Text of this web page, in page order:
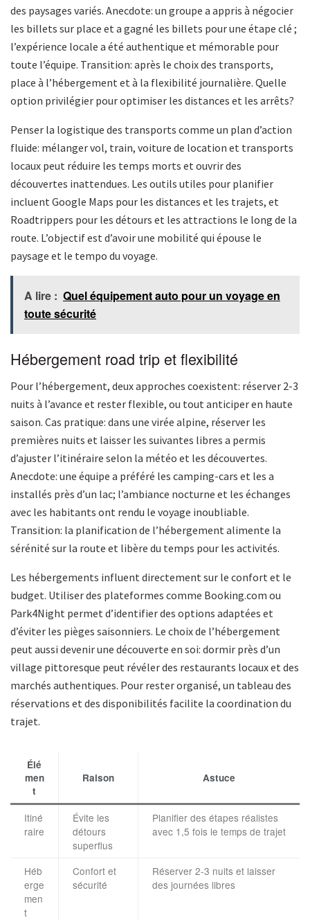
des paysages variés. Anecdote: un groupe a appris à négocier
les billets sur place et a gagné les billets pour une étape clé ;
l’expérience locale a été authentique et mémorable pour
toute l’équipe. Transition: après le choix des transports,
place à l’hébergement et à la flexibilité journalière. Quelle
option privilégier pour optimiser les distances et les arrêts?
Penser la logistique des transports comme un plan d’action
fluide: mélanger vol, train, voiture de location et transports
locaux peut réduire les temps morts et ouvrir des
découvertes inattendues. Les outils utiles pour planifier
incluent Google Maps pour les distances et les trajets, et
Roadtrippers pour les détours et les attractions le long de la
route. L’objectif est d’avoir une mobilité qui épouse le
paysage et le tempo du voyage.
A lire : Quel équipement auto pour un voyage en
toute sécurité
Hébergement road trip et flexibilité
Pour l’hébergement, deux approches coexistent: réserver 2-3
nuits à l’avance et rester flexible, ou tout anticiper en haute
saison. Cas pratique: dans une virée alpine, réserver les
premières nuits et laisser les suivantes libres a permis
d’ajuster l’itinéraire selon la météo et les découvertes.
Anecdote: une équipe a préféré les camping-cars et les a
installés près d’un lac; l’ambiance nocturne et les échanges
avec les habitants ont rendu le voyage inoubliable.
Transition: la planification de l’hébergement alimente la
sérénité sur la route et libère du temps pour les activités.
Les hébergements influent directement sur le confort et le
budget. Utiliser des plateformes comme Booking.com ou
Park4Night permet d’identifier des options adaptées et
d’éviter les pièges saisonniers. Le choix de l’hébergement
peut aussi devenir une découverte en soi: dormir près d’un
village pittoresque peut révéler des restaurants locaux et des
marchés authentiques. Pour rester organisé, un tableau des
réservations et des disponibilités facilite la coordination du
trajet.
Élé
men
t
Raison Astuce
Itiné
raire
Évite les
détours
superflus
Planifier des étapes réalistes
avec 1,5 fois le temps de trajet
Héb
erge
men
t
Confort et
sécurité
Réserver 2-3 nuits et laisser
des journées libres